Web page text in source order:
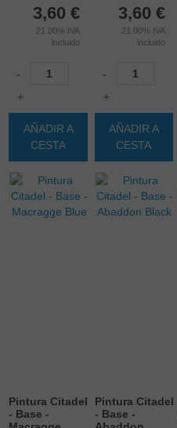
3,60 €
21.00% IVA
incluido
-
+
AÑADIR A
CESTA
3,60 €
21.00% IVA
incluido
-
+
AÑADIR A
CESTA
Pintura Citadel
- Base -
Pintura Citadel
- Base -